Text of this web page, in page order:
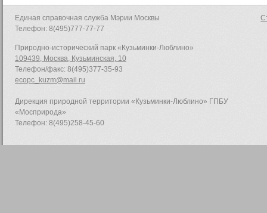
Единая справочная служба Мэрии Москвы
Телефон: 8(495)777-77-77
Природно-исторический парк «Кузьминки-Люблино»
109439, Москва, Кузьминская, 10
Телефон/факс: 8(495)377-35-93
ecopc_kuzm@mail.ru
Дирекция природной территории «Кузьминки-Люблино» ГПБУ
«Мосприрода»
Телефон: 8(495)258-45-60